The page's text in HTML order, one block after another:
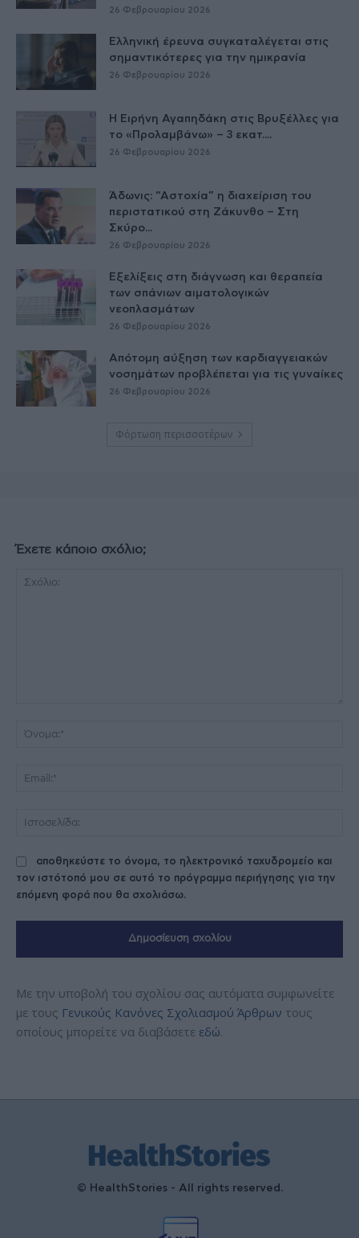
26 Φεβρουαρίου 2026
Ελληνική έρευνα συγκαταλέγεται στις
σημαντικότερες για την ημικρανία
26 Φεβρουαρίου 2026
Η Ειρήνη Αγαπηδάκη στις Βρυξέλλες για
το «Προλαμβάνω» – 3 εκατ....
26 Φεβρουαρίου 2026
Άδωνις: “Αστοχία” η διαχείριση του
περιστατικού στη Ζάκυνθο – Στη
Σκύρο...
26 Φεβρουαρίου 2026
Εξελίξεις στη διάγνωση και θεραπεία
των σπάνιων αιματολογικών
νεοπλασμάτων
26 Φεβρουαρίου 2026
Απότομη αύξηση των καρδιαγγειακών
νοσημάτων προβλέπεται για τις γυναίκες
26 Φεβρουαρίου 2026
Φόρτωση περισσοτέρων
Έχετε κάποιο σχόλιο;
αποθηκεύστε το όνομα, το ηλεκτρονικό ταχυδρομείο και
τον ιστότοπό μου σε αυτό το πρόγραμμα περιήγησης για την
επόμενη φορά που θα σχολιάσω.
Με την υποβολή του σχολίου σας αυτόματα συμφωνείτε
με τους Γενικούς Κανόνες Σχολιασμού Άρθρων τους
οποίους μπορείτε να διαβάσετε εδώ.
© HealthStories - All rights reserved.